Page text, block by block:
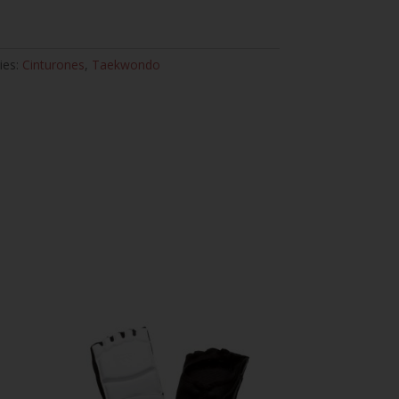
Cinturones, Taekwondo